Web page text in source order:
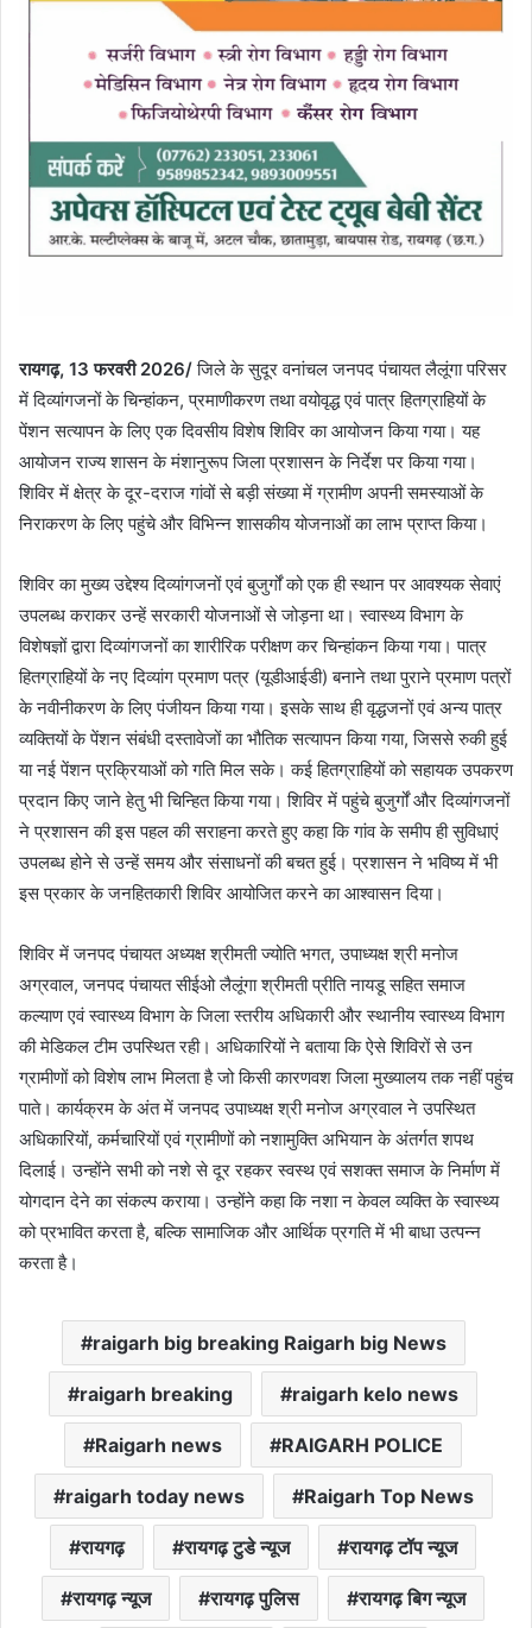
रायगढ़, 13 फरवरी 2026/जिले के सुदूर वनांचल जनपद पंचायत लैलूंगा परिसर
में दिव्यांगजनों के चिन्हांकन, प्रमाणीकरण तथा वयोवृद्ध एवं पात्र हितग्राहियों के
पेंशन सत्यापन के लिए एक दिवसीय विशेष शिविर का आयोजन किया गया। यह
आयोजन राज्य शासन के मंशानुरूप जिला प्रशासन के निर्देश पर किया गया।
शिविर में क्षेत्र के दूर-दराज गांवों से बड़ी संख्या में ग्रामीण अपनी समस्याओं के
निराकरण के लिए पहुंचे और विभिन्न शासकीय योजनाओं का लाभ प्राप्त किया।
शिविर का मुख्य उद्देश्य दिव्यांगजनों एवं बुजुर्गों को एक ही स्थान पर आवश्यक सेवाएं
उपलब्ध कराकर उन्हें सरकारी योजनाओं से जोड़ना था। स्वास्थ्य विभाग के
विशेषज्ञों द्वारा दिव्यांगजनों का शारीरिक परीक्षण कर चिन्हांकन किया गया। पात्र
हितग्राहियों के नए दिव्यांग प्रमाण पत्र (यूडीआईडी) बनाने तथा पुराने प्रमाण पत्रों
के नवीनीकरण के लिए पंजीयन किया गया। इसके साथ ही वृद्धजनों एवं अन्य पात्र
व्यक्तियों के पेंशन संबंधी दस्तावेजों का भौतिक सत्यापन किया गया, जिससे रुकी हुई
या नई पेंशन प्रक्रियाओं को गति मिल सके। कई हितग्राहियों को सहायक उपकरण
प्रदान किए जाने हेतु भी चिन्हित किया गया। शिविर में पहुंचे बुजुर्गों और दिव्यांगजनों
ने प्रशासन की इस पहल की सराहना करते हुए कहा कि गांव के समीप ही सुविधाएं
उपलब्ध होने से उन्हें समय और संसाधनों की बचत हुई। प्रशासन ने भविष्य में भी
इस प्रकार के जनहितकारी शिविर आयोजित करने का आश्वासन दिया।
शिविर में जनपद पंचायत अध्यक्ष श्रीमती ज्योति भगत, उपाध्यक्ष श्री मनोज
अग्रवाल, जनपद पंचायत सीईओ लैलूंगा श्रीमती प्रीति नायडू सहित समाज
कल्याण एवं स्वास्थ्य विभाग के जिला स्तरीय अधिकारी और स्थानीय स्वास्थ्य विभाग
की मेडिकल टीम उपस्थित रही। अधिकारियों ने बताया कि ऐसे शिविरों से उन
ग्रामीणों को विशेष लाभ मिलता है जो किसी कारणवश जिला मुख्यालय तक नहीं पहुंच
पाते। कार्यक्रम के अंत में जनपद उपाध्यक्ष श्री मनोज अग्रवाल ने उपस्थित
अधिकारियों, कर्मचारियों एवं ग्रामीणों को नशामुक्ति अभियान के अंतर्गत शपथ
दिलाई। उन्होंने सभी को नशे से दूर रहकर स्वस्थ एवं सशक्त समाज के निर्माण में
योगदान देने का संकल्प कराया। उन्होंने कहा कि नशा न केवल व्यक्ति के स्वास्थ्य
को प्रभावित करता है, बल्कि सामाजिक और आर्थिक प्रगति में भी बाधा उत्पन्न
करता है।
raigarh big breaking Raigarh big News
raigarh breaking raigarh kelo news
Raigarh news RAIGARH POLICE
raigarh today news Raigarh Top News
रायगढ़ रायगढ़ टुडे न्यूज रायगढ़ टॉप न्यूज
रायगढ़ न्यूज रायगढ़ पुलिस रायगढ़ बिग न्यूज